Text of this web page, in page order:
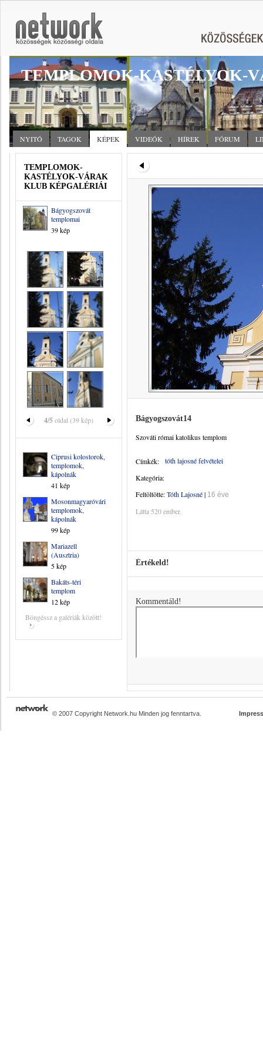
TEMPLOMOK-KASTÉLYOK-
NYITÓ TAGOK KÉPEK VIDEÓK HÍREK FÓRUM
TEMPLOMOK-
KASTÉLYOK-VÁRAK
KLUB KÉPGALÉRIÁI
Bágyogszovát
templomai
39 kép
4/5oldal (39 kép)
Ciprusi kolostorok,
templomok,
kápolnák
41 kép
Mosonmagyaróvári
templomok,
kápolnák
99 kép
Mariazell
(Ausztria)
5 kép
Bakáts-téri
templom
12 kép
Böngéssz a galériák között!
Bágyogszovát14
Szováti római katolikus templom
Címkék:
tóth lajosné felvételei
Kategória:
Feltöltötte:Tóth Lajosné| 16 éve
Látta 520 ember.
Értékeld!
Kommentáld!
© 2007 Copyright Network.hu Minden jog fenntartva.